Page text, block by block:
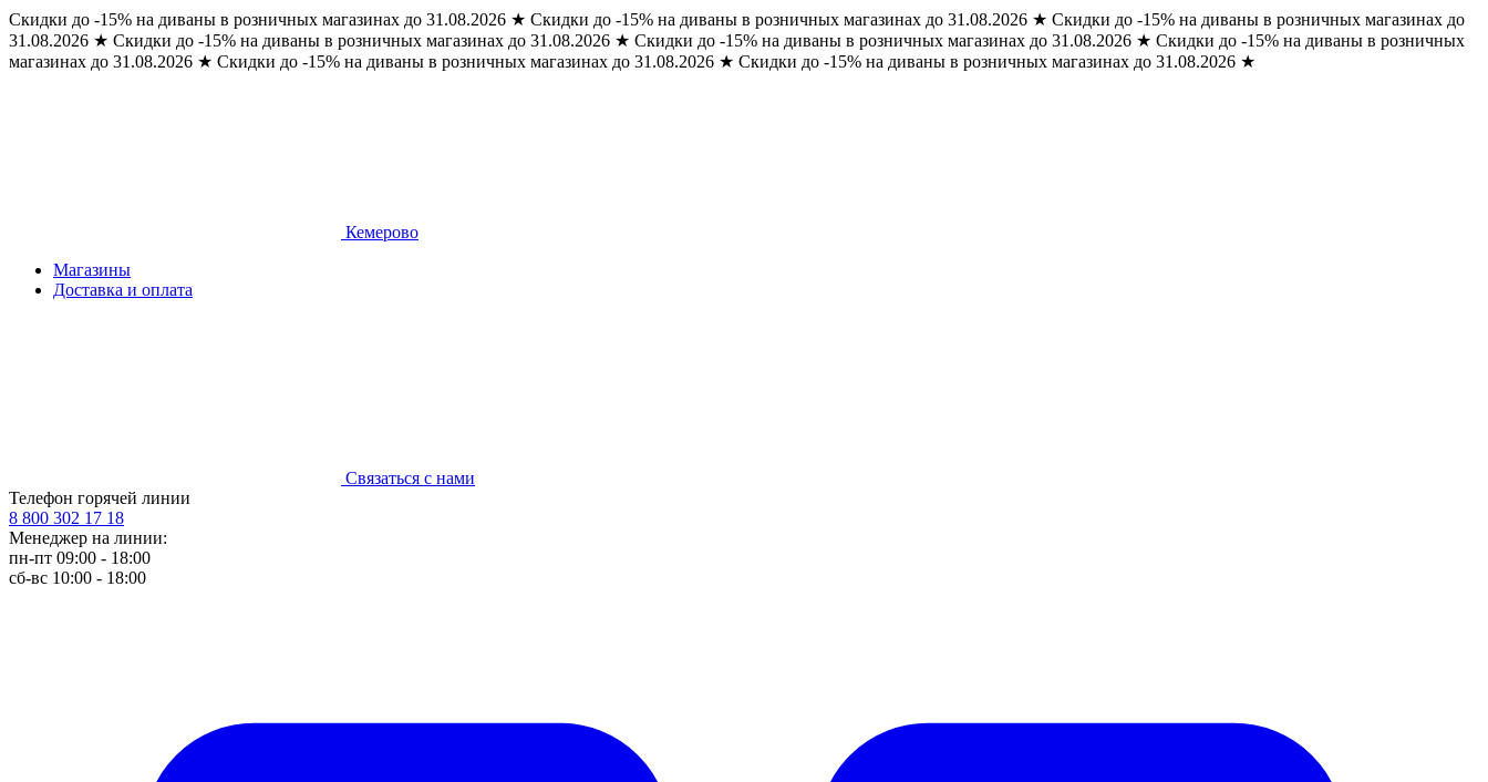
Скидки до -15% на диваны в розничных магазинах до 31.08.2026 ★ Скидки до -15% на диваны в розничных магазинах до 31.08.2026 ★ Скидки до -15% на диваны в розничных магазинах до
31.08.2026 ★ Скидки до -15% на диваны в розничных магазинах до 31.08.2026 ★ Скидки до -15% на диваны в розничных магазинах до 31.08.2026 ★ Скидки до -15% на диваны в розничных
магазинах до 31.08.2026 ★ Скидки до -15% на диваны в розничных магазинах до 31.08.2026 ★ Скидки до -15% на диваны в розничных магазинах до 31.08.2026 ★
Кемерово
Магазины
Доставка и оплата
Связаться с нами
Телефон горячей линии
8 800 302 17 18
Менеджер на линии:
пн-пт 09:00 - 18:00
сб-вс 10:00 - 18:00